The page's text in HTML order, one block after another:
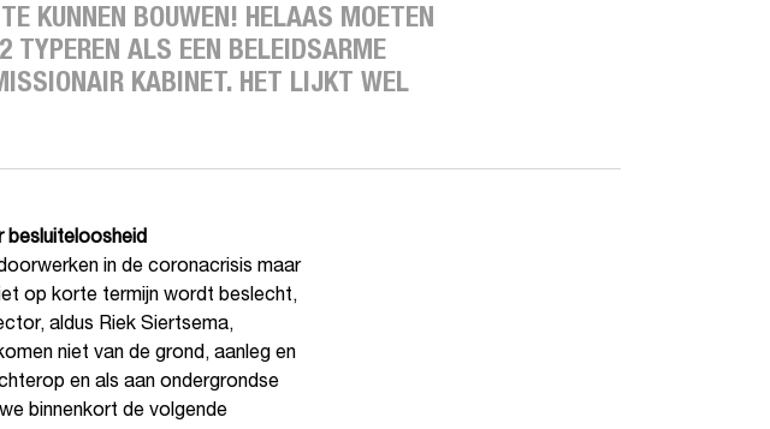
KUNNEN BOUWEN! HELAAS MOETEN
TYPEREN ALS EEN BELEIDSARME
KABINET. HET LIJKT WEL
besluiteloosheid
in de coronacrisis maar
op korte termijn wordt beslecht,
aldus Riek Siertsema,
niet van de grond, aanleg en
en als aan ondergrondse
binnenkort de volgende